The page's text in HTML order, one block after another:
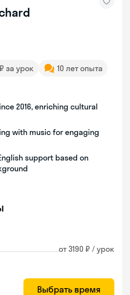
за урок
10 лет опыта
2016, enriching cultural
with music for engaging
support based on
от 3190 ₽ / урок
Выбрать время